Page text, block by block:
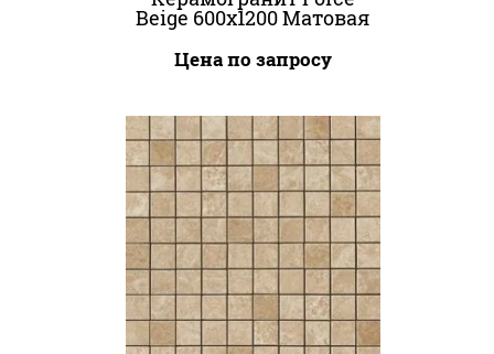
Beige 600x1200 Матовая
Цена по запросу